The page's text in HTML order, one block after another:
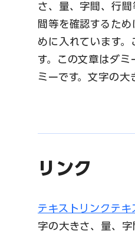
さ、量、字間、行
間等を確認するた
めに入れています
す。この文章はダ
ミーです。文字の大
リンク
テキストリンクテ
字の大きさ、量、字